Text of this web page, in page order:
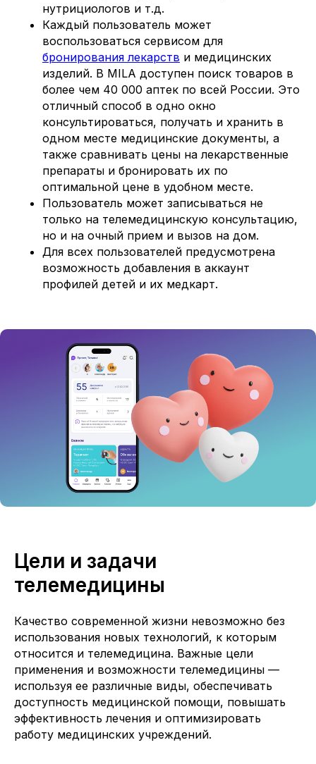
нутрициологов и т.д.
Каждый пользователь может
воспользоваться сервисом для
бронирования лекарств и медицинских
изделий. В MILA доступен поиск товаров в
более чем 40 000 аптек по всей России. Это
отличный способ в одно окно
консультироваться, получать и хранить в
одном месте медицинские документы, а
также сравнивать цены на лекарственные
препараты и бронировать их по
оптимальной цене в удобном месте.
Пользователь может записываться не
только на телемедицинскую консультацию,
но и на очный прием и вызов на дом.
Для всех пользователей предусмотрена
возможность добавления в аккаунт
профилей детей и их медкарт.
Цели и задачи
телемедицины
Качество современной жизни невозможно без
использования новых технологий, к которым
относится и телемедицина. Важные цели
применения и возможности телемедицины —
используя ее различные виды, обеспечивать
доступность медицинской помощи, повышать
эффективность лечения и оптимизировать
работу медицинских учреждений.